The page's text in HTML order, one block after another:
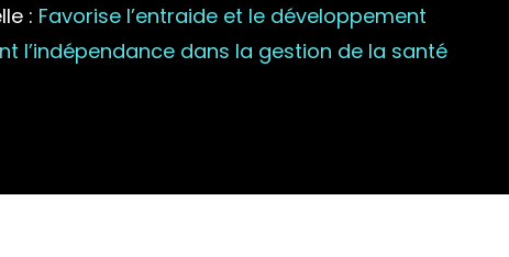
: Favorise l’entraide et le développement
l’indépendance dans la gestion de la santé